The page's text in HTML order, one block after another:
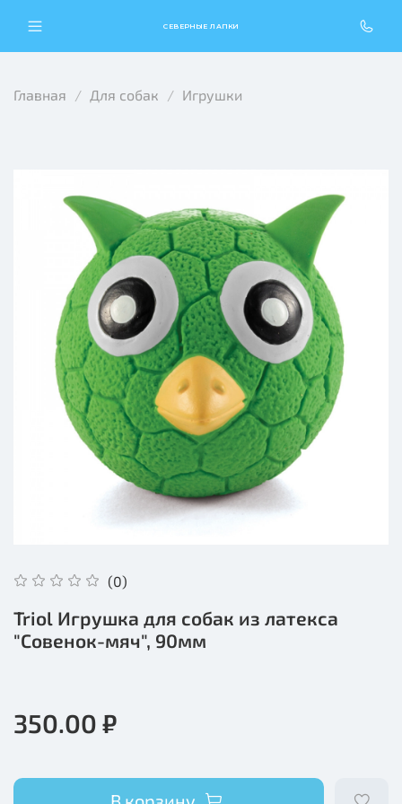
СЕВЕРНЫЕ ЛАПКИ
Главная Для собак Игрушки
(0)
Triol Игрушка для собак из латекса
"Совенок-мяч", 90мм
350.00 ₽